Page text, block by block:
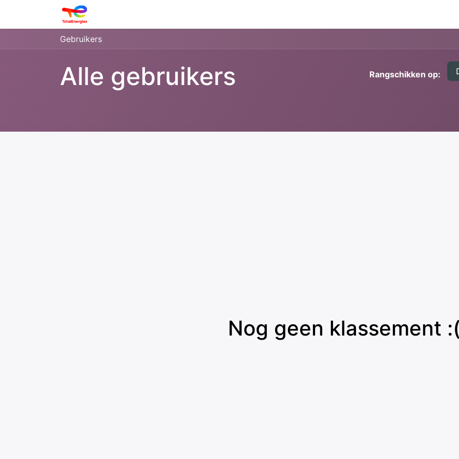
Gebruikers
Alle gebruikers Rangschikken op:
Nog geen klassement